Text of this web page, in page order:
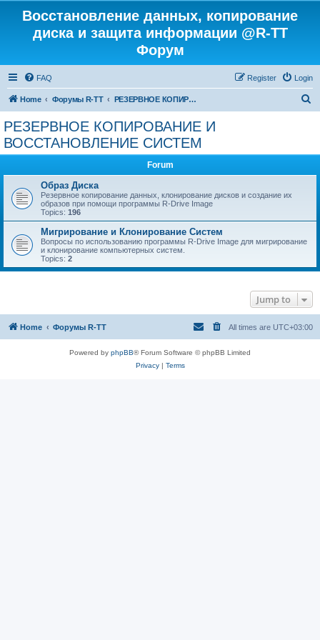
Восстановление данных, копирование
диска и защита информации @R-TT
Форум
FAQ Login
Register
Home Форумы R-TT РЕЗЕРВНОЕ КОПИРОВАНИЕ И ВОССТАНОВЛЕНИЕ СИСТЕМ
РЕЗЕРВНОЕ КОПИРОВАНИЕ И
ВОССТАНОВЛЕНИЕ СИСТЕМ
Forum
Образ Диска
Резервное копирование данных, клонирование дисков и создание их
образов при помощи программы R-Drive Image
Topics: 196
Мигрирование и Клонирование Систем
Вопросы по использованию программы R-Drive Image для мигрирование
и клонирование компьютерных систем.
Topics: 2
Jump to
Home Форумы R-TT All times are UTC+03:00
Powered by phpBB® Forum Software © phpBB Limited
Privacy| Terms